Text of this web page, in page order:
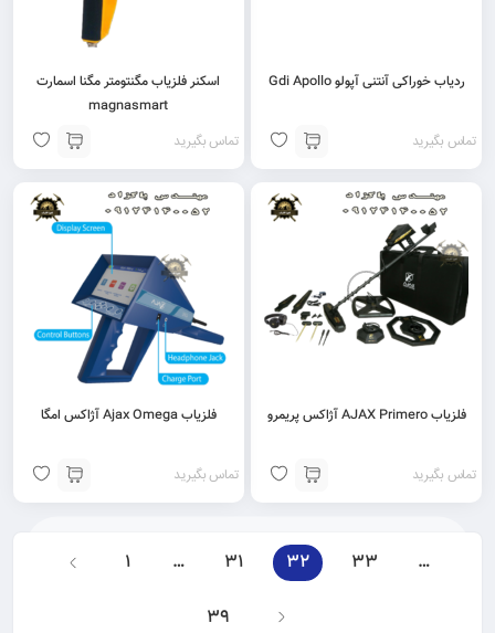
ردیاب خوراکی آنتنی آپولو Gdi Apollo
تماس بگیرید
اسکنر فلزیاب مگنتومتر مگنا اسمارت
magnasmart
تماس بگیرید
فلزیاب AJAX Primero آژاکس پریمرو
تماس بگیرید
فلزیاب Ajax Omega آژاکس امگا
تماس بگیرید
1 … 31 32 33
…
39